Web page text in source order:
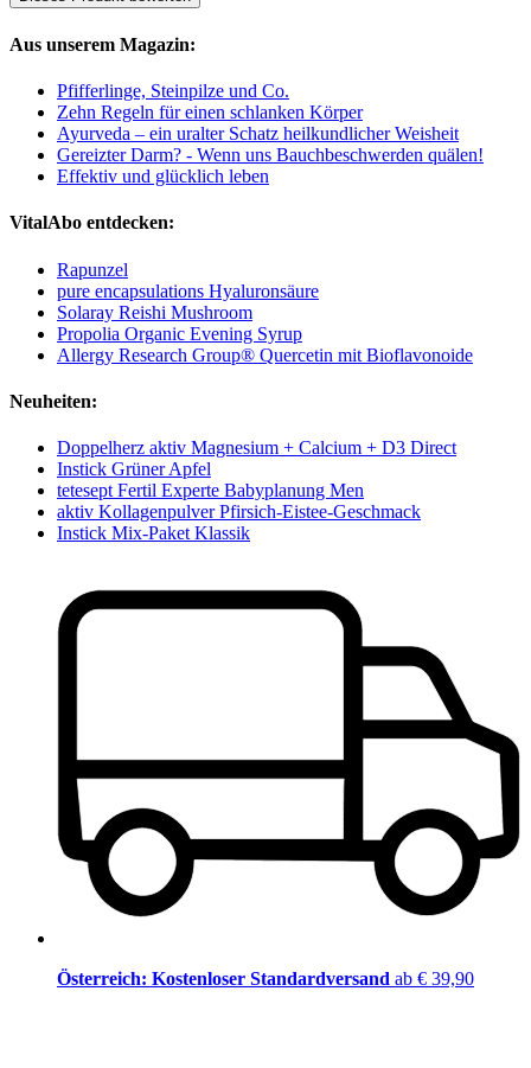
Aus unserem Magazin:
Pfifferlinge, Steinpilze und Co.
Zehn Regeln für einen schlanken Körper
Ayurveda – ein uralter Schatz heilkundlicher Weisheit
Gereizter Darm? - Wenn uns Bauchbeschwerden quälen!
Effektiv und glücklich leben
VitalAbo entdecken:
Rapunzel
pure encapsulations Hyaluronsäure
Solaray Reishi Mushroom
Propolia Organic Evening Syrup
Allergy Research Group® Quercetin mit Bioflavonoide
Neuheiten:
Doppelherz aktiv Magnesium + Calcium + D3 Direct
Instick Grüner Apfel
tetesept Fertil Experte Babyplanung Men
aktiv Kollagenpulver Pfirsich-Eistee-Geschmack
Instick Mix-Paket Klassik
Österreich: Kostenloser Standardversand ab € 39,90